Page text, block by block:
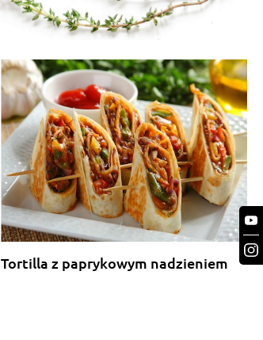
Tortilla z paprykowym nadzieniem